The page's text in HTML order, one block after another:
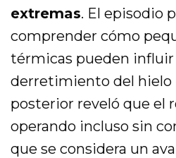
extremas. El episodio
comprender cómo
térmicas pueden influir
derretimiento del hielo
posterior reveló que el
operando incluso sin
que se considera un